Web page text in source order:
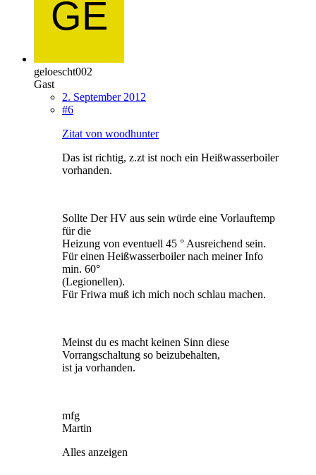
geloescht002
Gast
2. September 2012
#6
Zitat von woodhunter
Das ist richtig, z.zt ist noch ein Heißwasserboiler
vorhanden.
Sollte Der HV aus sein würde eine Vorlauftemp
für die
Heizung von eventuell 45 ° Ausreichend sein.
Für einen Heißwasserboiler nach meiner Info
min. 60°
(Legionellen).
Für Friwa muß ich mich noch schlau machen.
Meinst du es macht keinen Sinn diese
Vorrangschaltung so beizubehalten,
ist ja vorhanden.
mfg
Martin
Alles anzeigen